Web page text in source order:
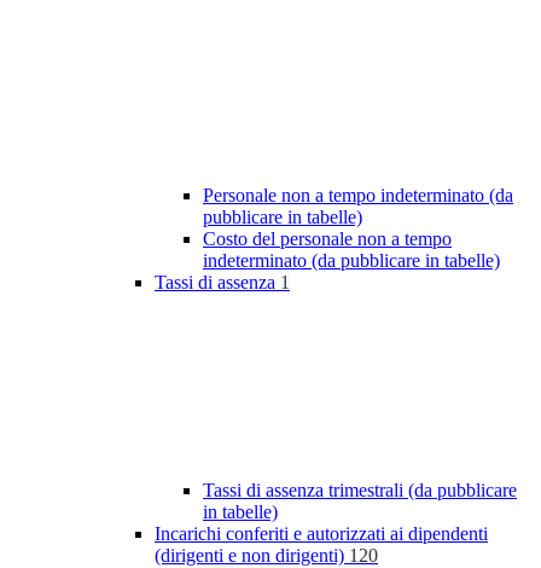
Personale non a tempo indeterminato (da
pubblicare in tabelle)
Costo del personale non a tempo
indeterminato (da pubblicare in tabelle)
Tassi di assenza 1
Tassi di assenza trimestrali (da pubblicare
in tabelle)
Incarichi conferiti e autorizzati ai dipendenti
(dirigenti e non dirigenti) 120